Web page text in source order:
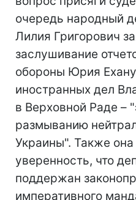
очередь народный
Лилия Григорович
заслушивание
обороны Юрия
иностранных дел
в Верховной Раде –
размыванию
Украины". Также
уверенность, что
поддержан
императивного